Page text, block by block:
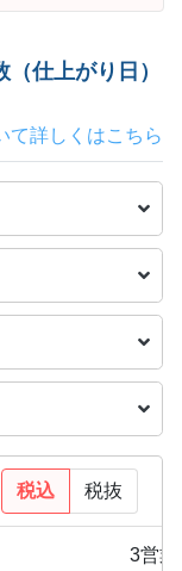
仕上がり日）
て詳しくはこちら
税込 税抜
3営